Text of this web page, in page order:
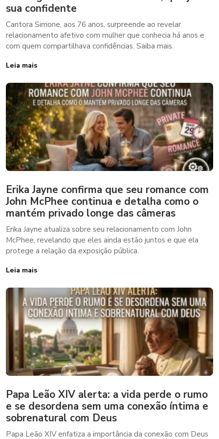
sua confidente
Cantora Simone, aos 76 anos, surpreende ao revelar
relacionamento afetivo com mulher que conhecia há anos e
com quem compartilhava confidências. Saiba mais.
Leia mais
Erika Jayne confirma que seu romance com
John McPhee continua e detalha como o
mantém privado longe das câmeras
Erika Jayne atualiza sobre seu relacionamento com John
McPhee, revelando que eles ainda estão juntos e que ela
protege a relação da exposição pública.
Leia mais
Papa Leão XIV alerta: a vida perde o rumo
e se desordena sem uma conexão íntima e
sobrenatural com Deus
Papa Leão XIV enfatiza a importância da conexão com Deus